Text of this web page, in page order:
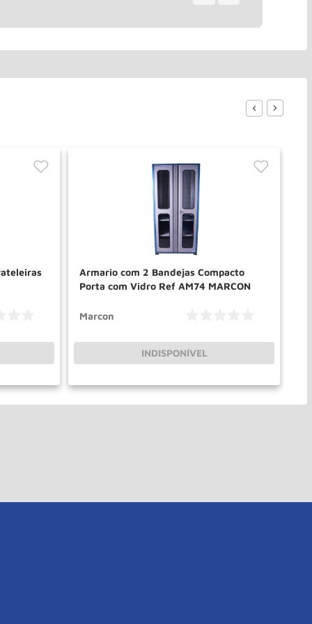
Armario com 2 Bandejas Compacto
Porta com Vidro Ref AM74 MARCON
Marcon
INDISPONÍVEL